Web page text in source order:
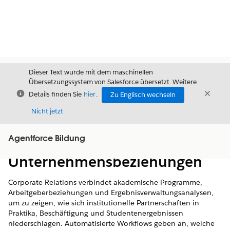
Schließen
Dieser Text wurde mit dem maschinellen
Übersetzungssystem von Salesforce übersetzt. Weitere
Details finden Sie hier.
Zu Englisch wechseln
Nicht jetzt
Agentforce Bildung
Inhalt anzeigen
Inhalt
Unternehmensbeziehungen
Corporate Relations verbindet akademische Programme,
Arbeitgeberbeziehungen und Ergebnisverwaltungsanalysen,
um zu zeigen, wie sich institutionelle Partnerschaften in
Praktika, Beschäftigung und Studentenergebnissen
niederschlagen. Automatisierte Workflows geben an, welche